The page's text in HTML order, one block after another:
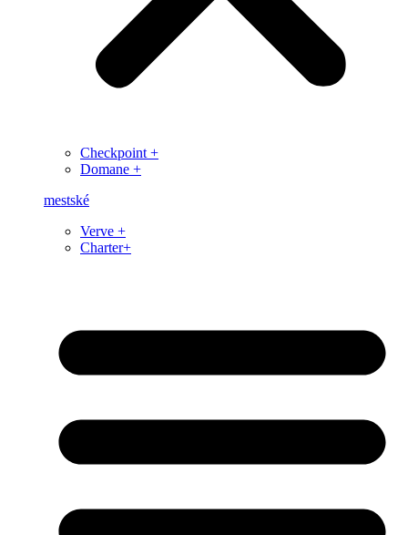
Checkpoint +
Domane +
mestské
Verve +
Charter+